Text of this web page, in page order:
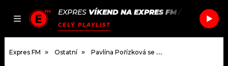
JAK
SEZNAM.CZ
EXPRES VÍKEND NA EXPRES FM/ DOJA CAT
CELÝ PLAYLIST
Expres FM Ostatní Pavlína Pořízková se opět svlékla: Tentokrát téměř nahá zatancovala ve videu